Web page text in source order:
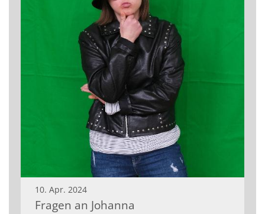
10. Apr. 2024
Fragen an Johanna